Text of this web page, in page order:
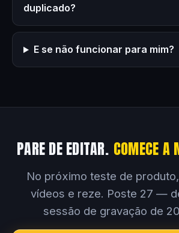
duplicado?
E se não funcionar para mim?
PARE DE EDITAR. COMECE A
No próximo teste de
vídeos e reze. Poste 27 —
sessão de gravação de